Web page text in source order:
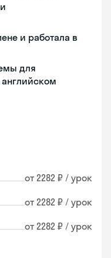
и работала в
для
от 2282 ₽ / урок
от 2282 ₽ / урок
от 2282 ₽ / урок